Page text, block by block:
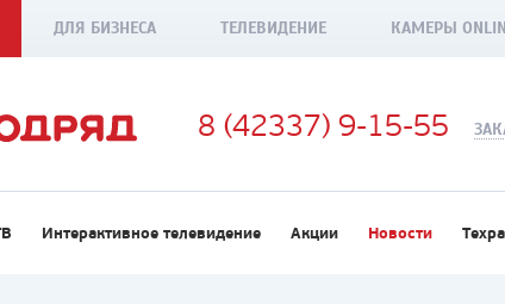
ДЛЯ БИЗНЕСА ТЕЛЕВИДЕНИЕ КАМЕРЫ
8 (42337) 9-15-55
Интерактивное телевидение Акции Новости